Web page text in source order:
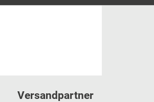
Versandpartner